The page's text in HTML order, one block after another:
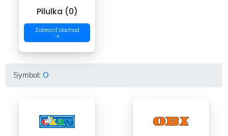
Pilulka (0)
Zobraziť obchod
→
Symbol:O